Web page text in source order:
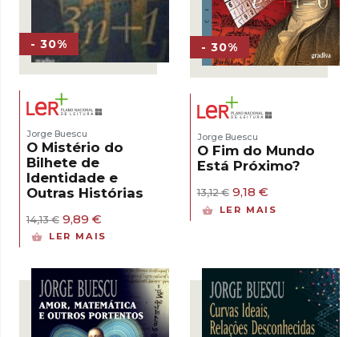
- 30%
Jorge Buescu
O Mistério do
Bilhete de
Identidade e
Outras Histórias
14,13€ O
preço
14,13 €.
9,89 €
preço
9,89 €.
LER MAIS
- 30%
Jorge Buescu
O Fim do Mundo
Está Próximo?
13,12€ O
preço
original
9,18 €O
preço
atual
LER MAIS